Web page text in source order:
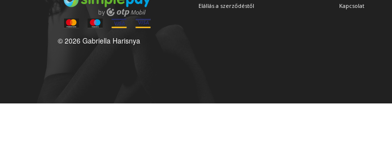
Elállás a szerződéstől
Kapcsolat
© 2026 Gabriella Harisnya